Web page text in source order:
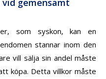
gemensamt
som syskon, kan en
stannar inom den
vill sälja sin andel måste
köpa. Detta villkor måste